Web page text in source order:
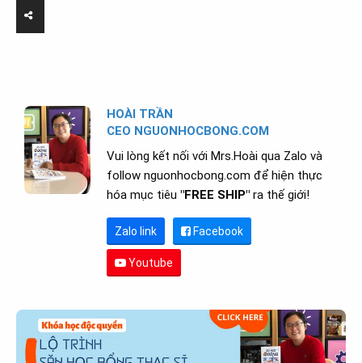
HOÀI TRẦN
CEO NGUONHOCBONG.COM
Vui lòng kết nối với Mrs.Hoài qua Zalo và
follow nguonhocbong.com để hiện thực
hóa mục tiêu "FREE SHIP" ra thế giới!
Zalo link Facebook
Youtube